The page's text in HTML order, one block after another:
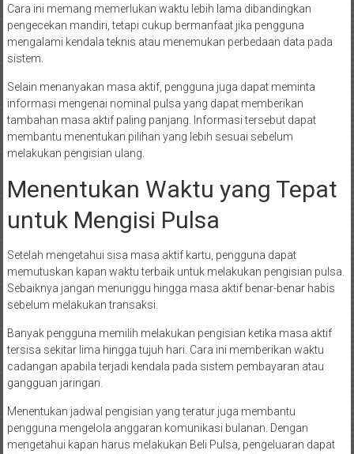
Cara ini memang memerlukan waktu lebih lama dibandingkan
pengecekan mandiri, tetapi cukup bermanfaat jika pengguna
mengalami kendala teknis atau menemukan perbedaan data pada
sistem.
Selain menanyakan masa aktif, pengguna juga dapat meminta
informasi mengenai nominal pulsa yang dapat memberikan
tambahan masa aktif paling panjang. Informasi tersebut dapat
membantu menentukan pilihan yang lebih sesuai sebelum
melakukan pengisian ulang.
Menentukan Waktu yang Tepat
untuk Mengisi Pulsa
Setelah mengetahui sisa masa aktif kartu, pengguna dapat
memutuskan kapan waktu terbaik untuk melakukan pengisian pulsa.
Sebaiknya jangan menunggu hingga masa aktif benar-benar habis
sebelum melakukan transaksi.
Banyak pengguna memilih melakukan pengisian ketika masa aktif
tersisa sekitar lima hingga tujuh hari. Cara ini memberikan waktu
cadangan apabila terjadi kendala pada sistem pembayaran atau
gangguan jaringan.
Menentukan jadwal pengisian yang teratur juga membantu
pengguna mengelola anggaran komunikasi bulanan. Dengan
mengetahui kapan harus melakukan Beli Pulsa, pengeluaran dapat